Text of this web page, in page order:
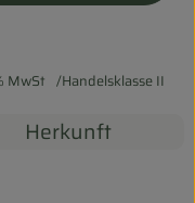
MwSt Handelsklasse II
Herkunft